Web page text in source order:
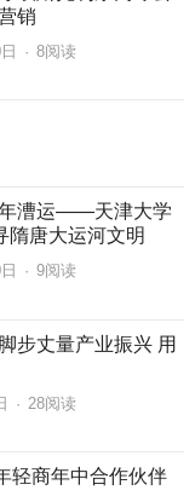
销
· 8阅读
漕运——天津大学
隋唐大运河文明
· 9阅读
步丈量产业振兴 用
· 28阅读
轻商年中合作伙伴